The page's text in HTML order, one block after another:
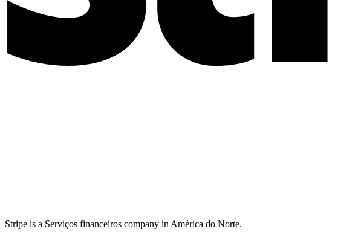
Stripe is a Serviços financeiros company in América do Norte.